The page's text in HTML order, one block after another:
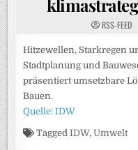
RSS-FEED
Hitzewellen, Starkregen
Stadtplanung und
präsentiert umsetzbare
Bauen.
Quelle: IDW
TaggedIDW,Umwelt